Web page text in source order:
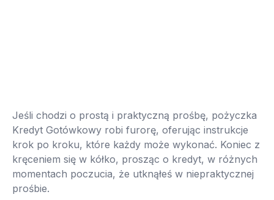
Jeśli chodzi o prostą i praktyczną prośbę, pożyczka
Kredyt Gotówkowy robi furorę, oferując instrukcje
krok po kroku, które każdy może wykonać. Koniec z
kręceniem się w kółko, prosząc o kredyt, w różnych
momentach poczucia, że ​​utknąłeś w niepraktycznej
prośbie.